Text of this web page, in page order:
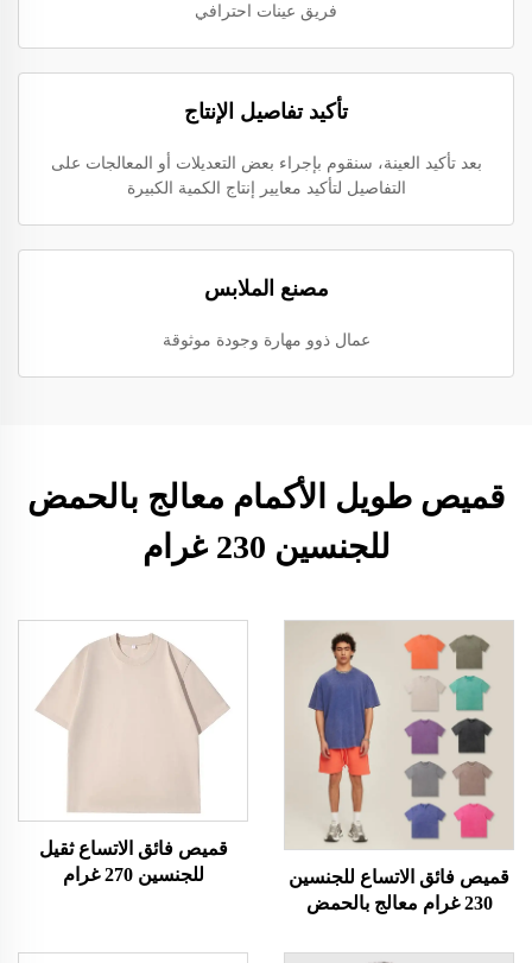
فريق عينات احترافي
تأكيد تفاصيل الإنتاج
بعد تأكيد العينة، سنقوم بإجراء بعض التعديلات أو المعالجات على
التفاصيل لتأكيد معايير إنتاج الكمية الكبيرة
مصنع الملابس
عمال ذوو مهارة وجودة موثوقة
قميص طويل الأكمام معالج بالحمض
للجنسين 230 غرام
قميص فائق الاتساع للجنسين
230 غرام معالج بالحمض
قميص فائق الاتساع ثقيل
للجنسين 270 غرام